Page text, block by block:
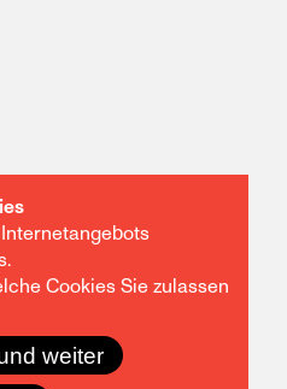
Cookies Sie zulassen
weiter